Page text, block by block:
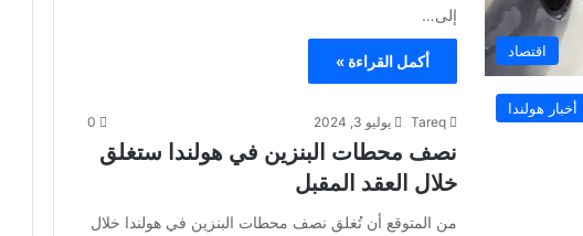
اقتصاد
إلى…
أكمل القراءة »
أخبار هولندا
Tareq يوليو 3, 2024 0
نصف محطات البنزين في هولندا ستغلق
خلال العقد المقبل
من المتوقع أن تُغلق نصف محطات البنزين في هولندا خلال